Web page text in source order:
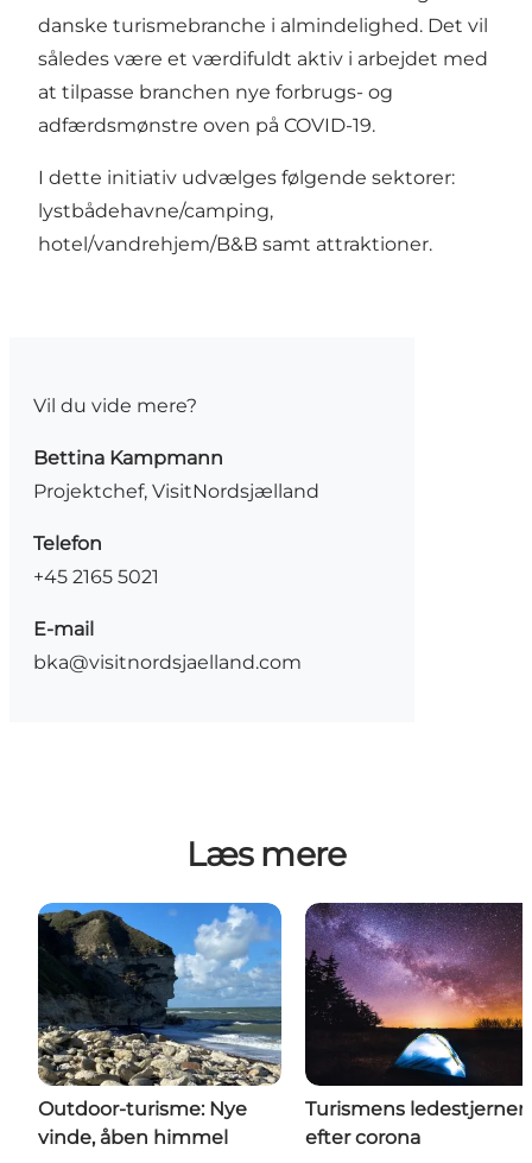
danske turismebranche i almindelighed. Det vil
således være et værdifuldt aktiv i arbejdet med
at tilpasse branchen nye forbrugs- og
adfærdsmønstre oven på COVID-19.
I dette initiativ udvælges følgende sektorer:
lystbådehavne/camping,
hotel/vandrehjem/B&B samt attraktioner.
Vil du vide mere?
Bettina Kampmann
Projektchef, VisitNordsjælland
Telefon
+45 2165 5021
E-mail
bka@visitnordsjaelland.com
Læs mere
Outdoor-turisme: Nye
vinde, åben himmel
Turismens ledestjerner
efter corona